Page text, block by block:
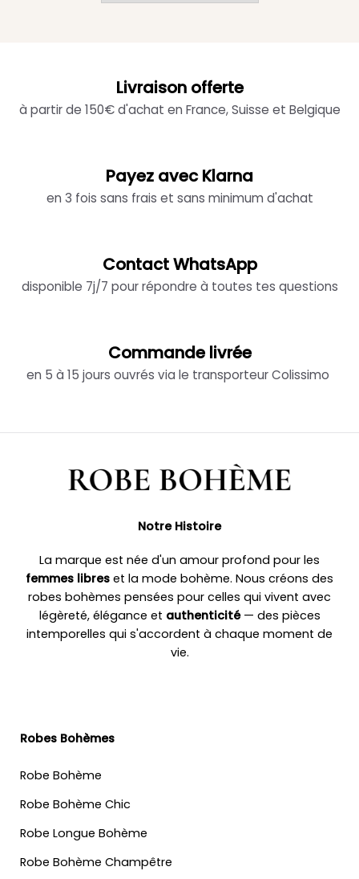
Livraison offerte
à partir de 150€ d'achat en France, Suisse et Belgique
Payez avec Klarna
en 3 fois sans frais et sans minimum d'achat
Contact WhatsApp
disponible 7j/7 pour répondre à toutes tes questions
Commande livrée
en 5 à 15 jours ouvrés via le transporteur Colissimo
Notre Histoire
La marque est née d'un amour profond pour les
femmes libres et la mode bohème. Nous créons des
robes bohèmes pensées pour celles qui vivent avec
légèreté, élégance et authenticité— des pièces
intemporelles qui s'accordent à chaque moment de
vie.
Robes Bohèmes
Robe Bohème
Robe Bohème Chic
Robe Longue Bohème
Robe Bohème Champêtre